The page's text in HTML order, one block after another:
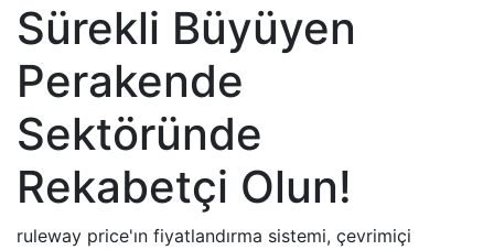
Sürekli Büyüyen
Perakende
Sektöründe
Rekabetçi Olun!
ruleway price'ın fiyatlandırma sistemi, çevrimiçi